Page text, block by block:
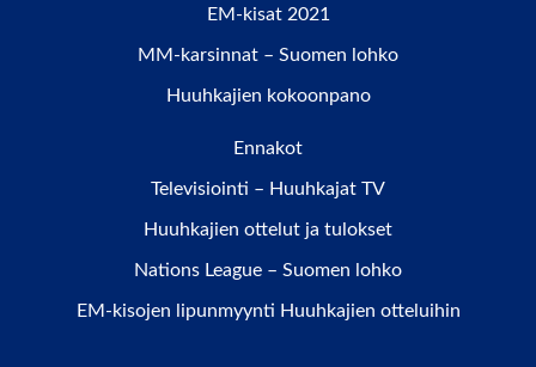
EM-kisat 2021
MM-karsinnat – Suomen lohko
Huuhkajien kokoonpano
Ennakot
Televisiointi – Huuhkajat TV
Huuhkajien ottelut ja tulokset
Nations League – Suomen lohko
EM-kisojen lipunmyynti Huuhkajien otteluihin